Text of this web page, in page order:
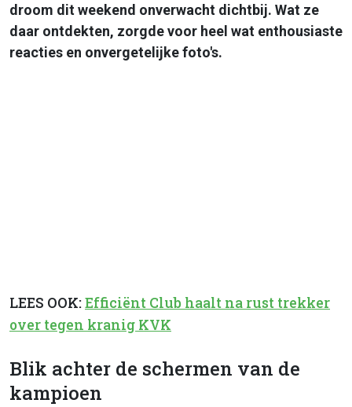
droom dit weekend onverwacht dichtbij. Wat ze
daar ontdekten, zorgde voor heel wat enthousiaste
reacties en onvergetelijke foto's.
LEES OOK:Efficiënt Club haalt na rust trekker
over tegen kranig KVK
Blik achter de schermen van de
kampioen